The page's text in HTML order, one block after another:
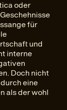
oder
für
und
interne
Doch nicht
eine
als der wohl